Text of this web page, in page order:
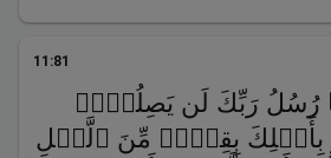
11 :81
رُسُلُ رَبِّكَ لَن یَصِلُوۤا۟
بِقِطۡعࣲ مِّنَ ٱلَّیۡلِ